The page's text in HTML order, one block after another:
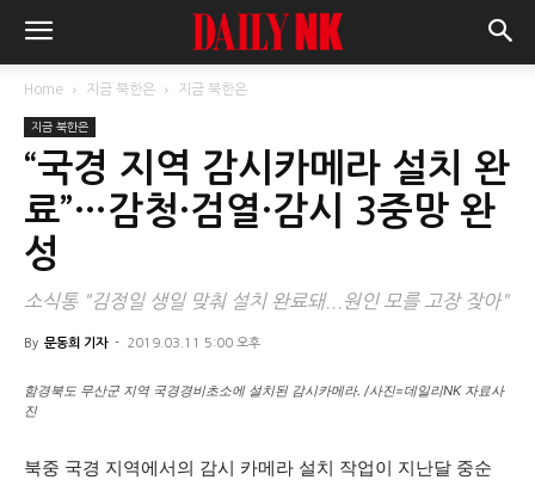
Home 지금 북한은 지금 북한은
지금 북한은
“국경 지역 감시카메라 설치 완
료”…감청·검열·감시 3중망 완
성
소식통 "김정일 생일 맞춰 설치 완료돼...원인 모를 고장 잦아"
By 문동희 기자 - 2019.03.11 5:00 오후
함경북도 무산군 지역 국경경비초소에 설치된 감시카메라. /사진=데일리NK 자료사
진
북중 국경 지역에서의 감시 카메라 설치 작업이 지난달 중순